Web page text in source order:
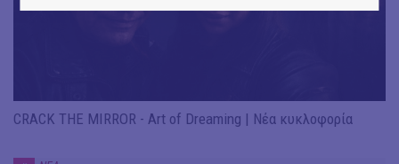
CRACK THE MIRROR - Art of Dreaming | Νέα κυκλοφορία